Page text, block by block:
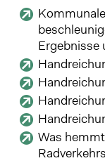
Ergebnisse
Was